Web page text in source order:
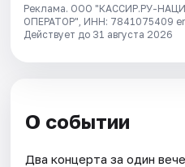
Реклама. ООО "КАССИР.РУ-
ОПЕРАТОР", ИНН: 7841075409
Действует до 31 августа 2026
О событии
Два концерта за один